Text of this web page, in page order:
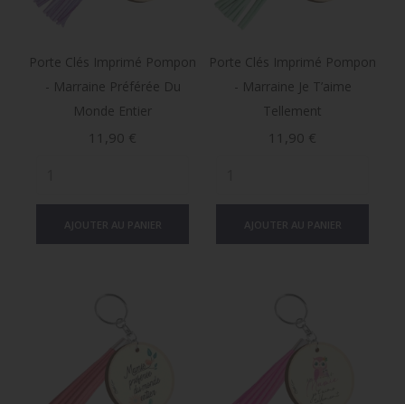
Porte Clés Imprimé Pompon
- Marraine Préférée Du
Monde Entier
Prix
11,90 €
Porte Clés Imprimé Pompon
- Marraine Je T’aime
Tellement
Prix
11,90 €